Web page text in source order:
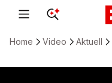
Home Video Aktuell